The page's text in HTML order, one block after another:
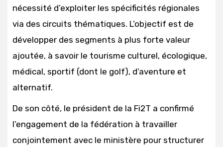
nécessité d’exploiter les spécificités régionales
via des circuits thématiques. L’objectif est de
développer des segments à plus forte valeur
ajoutée, à savoir le tourisme culturel, écologique,
médical, sportif (dont le golf), d’aventure et
alternatif.
De son côté, le président de la Fi2T a confirmé
l’engagement de la fédération à travailler
conjointement avec le ministère pour structurer